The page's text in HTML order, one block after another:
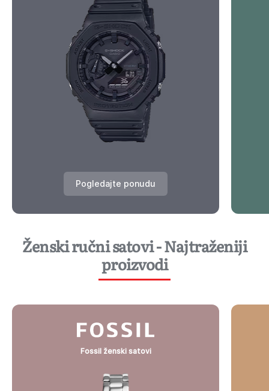
Pogledajte ponudu
Ženski ručni satovi - Najtraženiji
proizvodi
Fossil ženski satovi